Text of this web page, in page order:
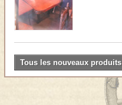
Tous les nouveaux produits